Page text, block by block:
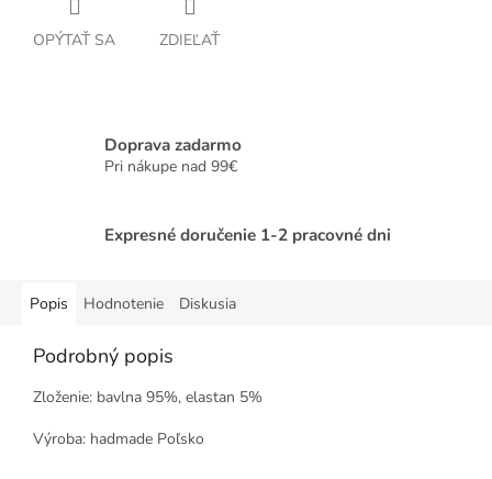
OPÝTAŤ SA ZDIEĽAŤ
Doprava zadarmo
Pri nákupe nad 99€
Expresné doručenie 1-2 pracovné dni
Popis Hodnotenie Diskusia
Podrobný popis
Zloženie: bavlna 95%, elastan 5%
Výroba: hadmade Poľsko